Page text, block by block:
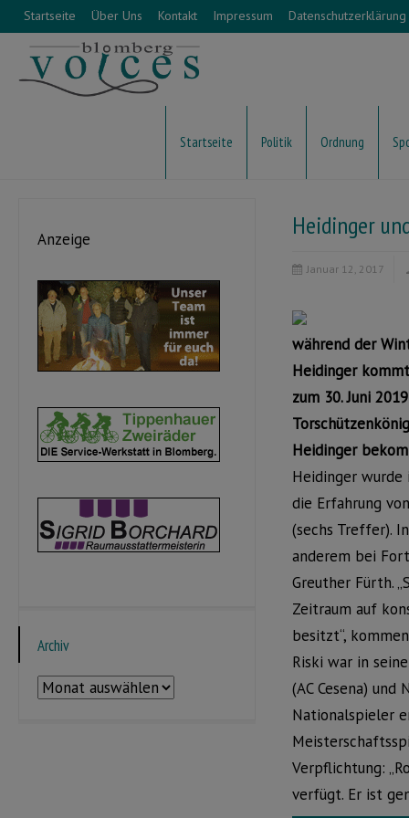
Startseite Über Uns Kontakt Impressum Datenschutzerklärung
Startseite Politik Ordnung
Heidinger
Januar 12, 2017
während der
Heidinger
zum 30. Juni
Heidinger
Heidinger wurde
die Erfahrung
(sechs Treffer).
anderem bei
Greuther Fürth.
Zeitraum auf
besitzt“,
Riski war in
(AC Cesena)
Nationalspieler
Verpflichtung:
verfügt. Er ist
Anzeige
Archiv
Archiv